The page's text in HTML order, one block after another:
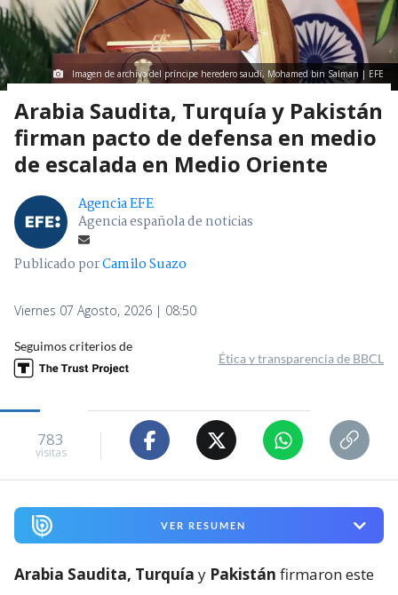
Imagen de archivo del príncipe heredero saudí, Mohamed bin Salman | EFE
Arabia Saudita, Turquía y Pakistán
firman pacto de defensa en medio
de escalada en Medio Oriente
Agencia EFE
Agencia española de noticias
Publicado porCamilo Suazo
Viernes 07 Agosto, 2026 | 08:50
Seguimos criterios de
Ética y transparencia de BBCL
783
visitas
VER RESUMEN
Arabia Saudita, Turquía y Pakistán firmaron este